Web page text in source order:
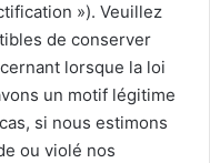
»). Veuillez
de conserver
lorsque la loi
un motif légitime
si nous estimons
ou violé nos